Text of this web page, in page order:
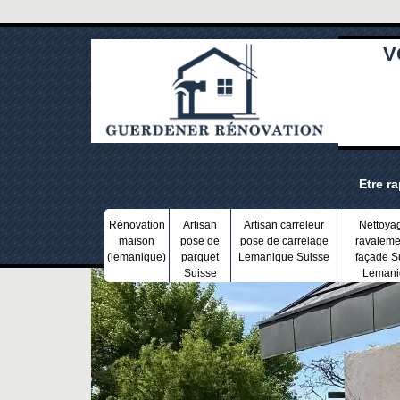
Etre
Rénovation
maison
(lemanique)
Artisan
pose de
parquet
Suisse
Artisan carreleur
pose de carrelage
Lemanique Suisse
façade